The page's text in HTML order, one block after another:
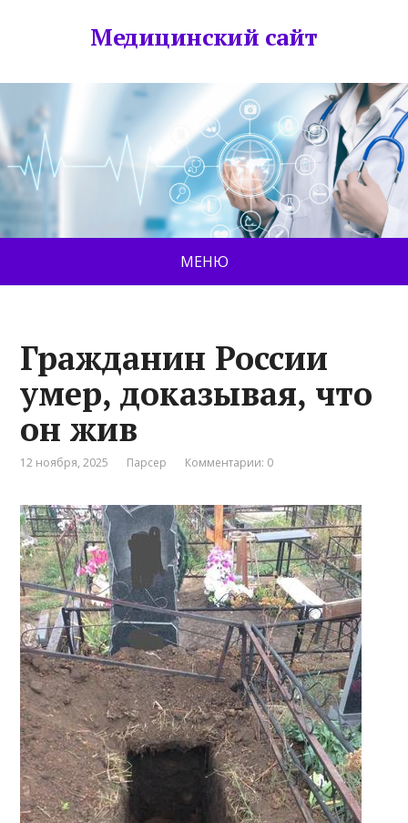
Медицинский сайт
МЕНЮ
Гражданин России
умер, доказывая, что
он жив
12 ноября, 2025 Парсер Комментарии: 0